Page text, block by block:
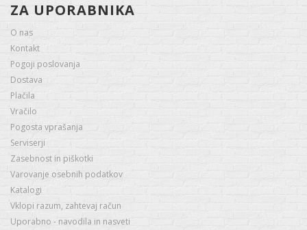
ZA UPORABNIKA
O nas
Kontakt
Pogoji poslovanja
Dostava
Plačila
Vračilo
Pogosta vprašanja
Serviserji
Zasebnost in piškotki
Varovanje osebnih podatkov
Katalogi
Vklopi razum, zahtevaj račun
Uporabno - navodila in nasveti